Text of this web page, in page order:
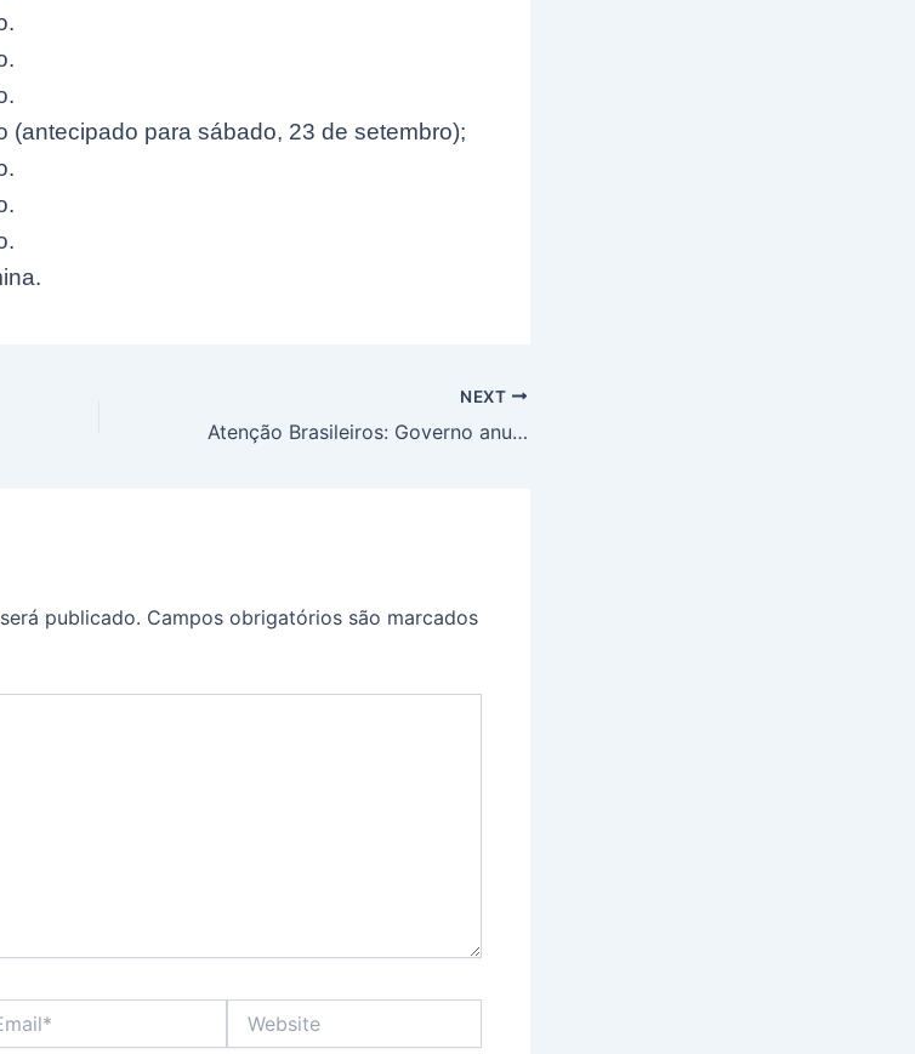
(antecipado para sábado, 23 de setembro);
NEXT
Atenção Brasileiros: Governo anuncia novas regras para receber o Auxílio Gás; Veja!
publicado. Campos obrigatórios são marcados